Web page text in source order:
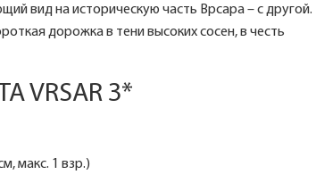
вид на историческую часть Врсара – с другой.
дорожка в тени высоких сосен, в честь
VRSAR 3*
макс. 1 взр.)